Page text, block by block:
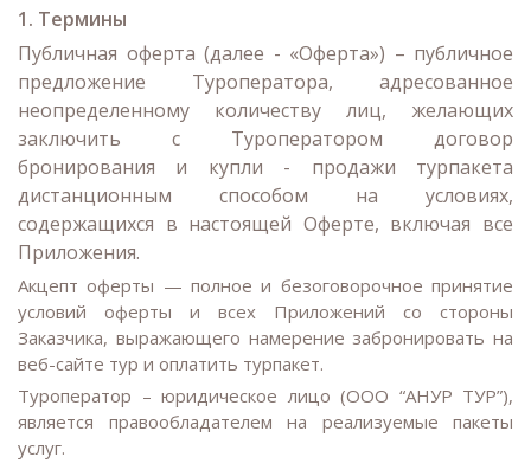
1. Термины
Публичная оферта (далее - «Оферта») – публичное
предложение Туроператора, адресованное
неопределенному количеству лиц, желающих
заключить с Туроператором договор
бронирования и купли - продажи турпакета
дистанционным способом на условиях,
содержащихся в настоящей Оферте, включая все
Приложения.
Акцепт оферты — полное и безоговорочное принятие
условий оферты и всех Приложений со стороны
Заказчика, выражающего намерение забронировать на
веб-сайте тур и оплатить турпакет.
Туроператор – юридическое лицо (ООО “АНУР ТУР”),
является правообладателем на реализуемые пакеты
услуг.